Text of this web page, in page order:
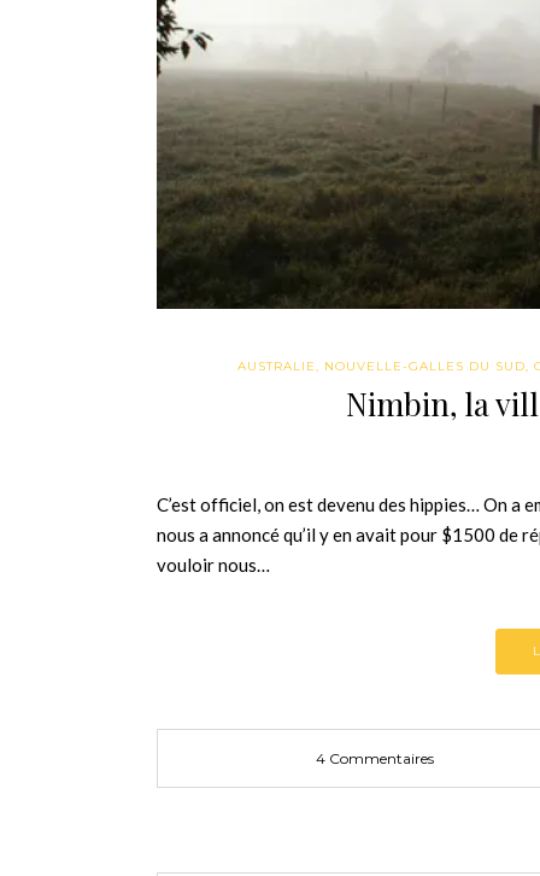
AUSTRALIE, NOUVELLE-GALLES DU SUD,
Nimbin, la
C’est officiel, on est devenu des hippies… On
nous a annoncé qu’il y en avait pour $1500 de
vouloir nous…
4 Commentaires